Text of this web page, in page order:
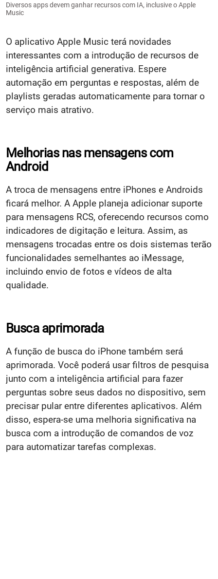
Diversos apps devem ganhar recursos com IA, inclusive o Apple
Music
O aplicativo Apple Music terá novidades
interessantes com a introdução de recursos de
inteligência artificial generativa. Espere
automação em perguntas e respostas, além de
playlists geradas automaticamente para tornar o
serviço mais atrativo.
Melhorias nas mensagens com
Android
A troca de mensagens entre iPhones e Androids
ficará melhor. A Apple planeja adicionar suporte
para mensagens RCS, oferecendo recursos como
indicadores de digitação e leitura. Assim, as
mensagens trocadas entre os dois sistemas terão
funcionalidades semelhantes ao iMessage,
incluindo envio de fotos e vídeos de alta
qualidade.
Busca aprimorada
A função de busca do iPhone também será
aprimorada. Você poderá usar filtros de pesquisa
junto com a inteligência artificial para fazer
perguntas sobre seus dados no dispositivo, sem
precisar pular entre diferentes aplicativos. Além
disso, espera-se uma melhoria significativa na
busca com a introdução de comandos de voz
para automatizar tarefas complexas.